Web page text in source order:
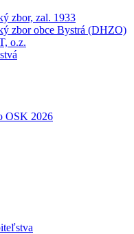
zbor, zal. 1933
zbor obce Bystrá (DHZO)
o.z.
OSK 2026